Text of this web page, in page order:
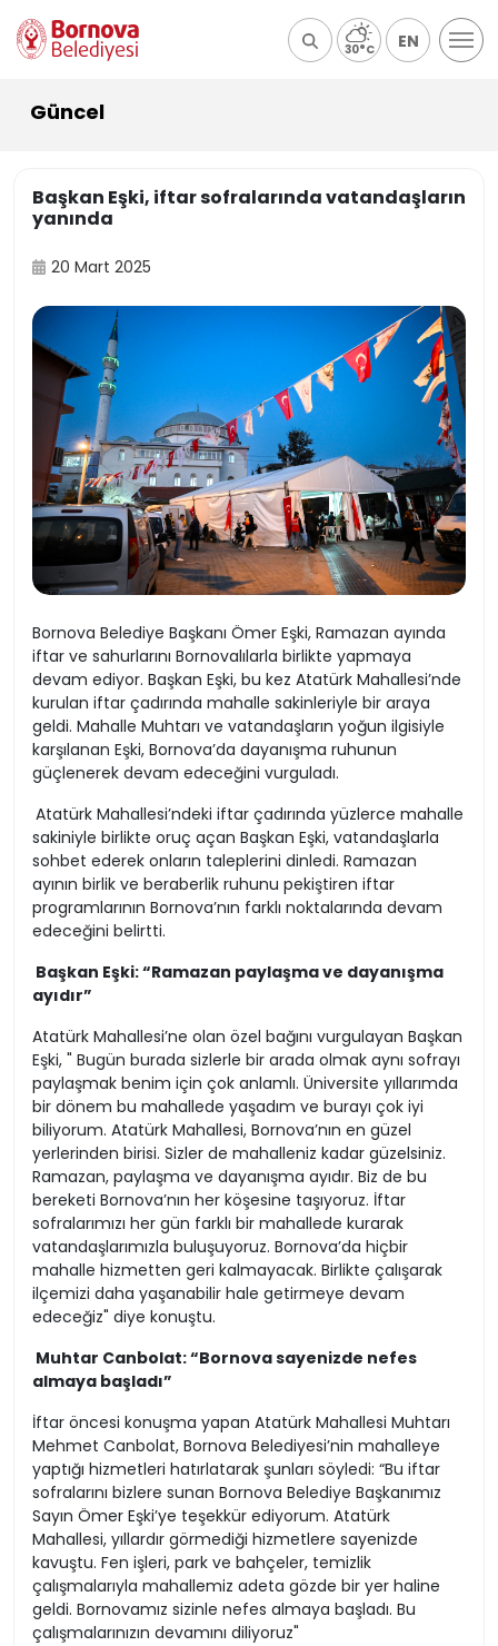
30°C EN
Güncel
Başkan Eşki, iftar sofralarında vatandaşların
yanında
20 Mart 2025
Bornova Belediye Başkanı Ömer Eşki, Ramazan ayında
iftar ve sahurlarını Bornovalılarla birlikte yapmaya
devam ediyor. Başkan Eşki, bu kez Atatürk Mahallesi’nde
kurulan iftar çadırında mahalle sakinleriyle bir araya
geldi. Mahalle Muhtarı ve vatandaşların yoğun ilgisiyle
karşılanan Eşki, Bornova’da dayanışma ruhunun
güçlenerek devam edeceğini vurguladı.
Atatürk Mahallesi’ndeki iftar çadırında yüzlerce mahalle
sakiniyle birlikte oruç açan Başkan Eşki, vatandaşlarla
sohbet ederek onların taleplerini dinledi. Ramazan
ayının birlik ve beraberlik ruhunu pekiştiren iftar
programlarının Bornova’nın farklı noktalarında devam
edeceğini belirtti.
Başkan Eşki: “Ramazan paylaşma ve dayanışma
ayıdır”
Atatürk Mahallesi’ne olan özel bağını vurgulayan Başkan
Eşki, " Bugün burada sizlerle bir arada olmak aynı sofrayı
paylaşmak benim için çok anlamlı. Üniversite yıllarımda
bir dönem bu mahallede yaşadım ve burayı çok iyi
biliyorum. Atatürk Mahallesi, Bornova’nın en güzel
yerlerinden birisi. Sizler de mahalleniz kadar güzelsiniz.
Ramazan, paylaşma ve dayanışma ayıdır. Biz de bu
bereketi Bornova’nın her köşesine taşıyoruz. İftar
sofralarımızı her gün farklı bir mahallede kurarak
vatandaşlarımızla buluşuyoruz. Bornova’da hiçbir
mahalle hizmetten geri kalmayacak. Birlikte çalışarak
ilçemizi daha yaşanabilir hale getirmeye devam
edeceğiz" diye konuştu.
Muhtar Canbolat: “Bornova sayenizde nefes
almaya başladı”
İftar öncesi konuşma yapan Atatürk Mahallesi Muhtarı
Mehmet Canbolat, Bornova Belediyesi’nin mahalleye
yaptığı hizmetleri hatırlatarak şunları söyledi: “Bu iftar
sofralarını bizlere sunan Bornova Belediye Başkanımız
Sayın Ömer Eşki’ye teşekkür ediyorum. Atatürk
Mahallesi, yıllardır görmediği hizmetlere sayenizde
kavuştu. Fen işleri, park ve bahçeler, temizlik
çalışmalarıyla mahallemiz adeta gözde bir yer haline
geldi. Bornovamız sizinle nefes almaya başladı. Bu
çalışmalarınızın devamını diliyoruz"